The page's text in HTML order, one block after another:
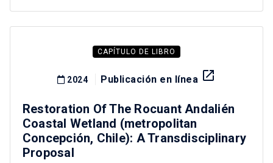
CAPÍTULO DE LIBRO
2024 Publicación en línea launch
Restoration Of The Rocuant Andalién
Coastal Wetland (metropolitan
Concepción, Chile): A Transdisciplinary
Proposal